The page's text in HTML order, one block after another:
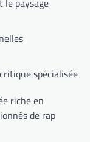
paysage
spécialisée
riche en
de rap